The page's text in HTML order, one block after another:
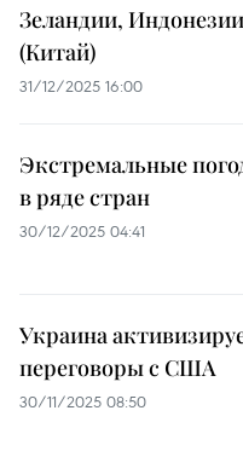
Зеландии,
(Китай)
31/12/2025 16:00
Экстремальные
в ряде стран
30/12/2025 04:41
Украина
переговоры с США
30/11/2025 08:50